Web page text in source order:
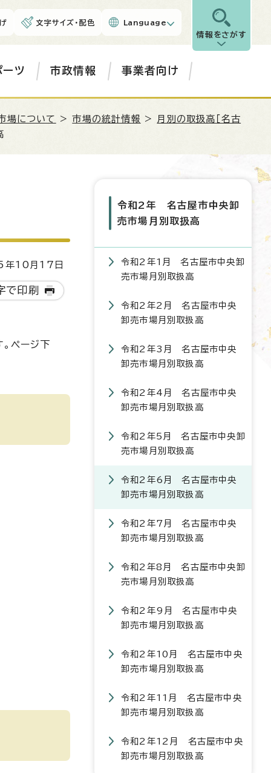
文字サイズ・配色 Language
情報をさがす
ーツ 市政情報 事業者向け
場について >市場の統計情報 >
月別の取扱高［名古
10月17日
で印刷
ページ下
令和2年 名古屋市中央卸
売市場月別取扱高
令和2年1月 名古屋市中央卸
売市場月別取扱高
令和2年2月 名古屋市中央
卸売市場月別取扱高
令和2年3月 名古屋市中央
卸売市場月別取扱高
令和2年4月 名古屋市中央
卸売市場月別取扱高
令和2年5月 名古屋市中央卸
売市場月別取扱高
令和2年6月 名古屋市中央
卸売市場月別取扱高
令和2年7月 名古屋市中央
卸売市場月別取扱高
令和2年8月 名古屋市中央卸
売市場月別取扱高
令和2年9月 名古屋市中央
卸売市場月別取扱高
令和2年10月 名古屋市中央
卸売市場月別取扱高
令和2年11月 名古屋市中央
卸売市場月別取扱高
令和2年12月 名古屋市中央
卸売市場月別取扱高